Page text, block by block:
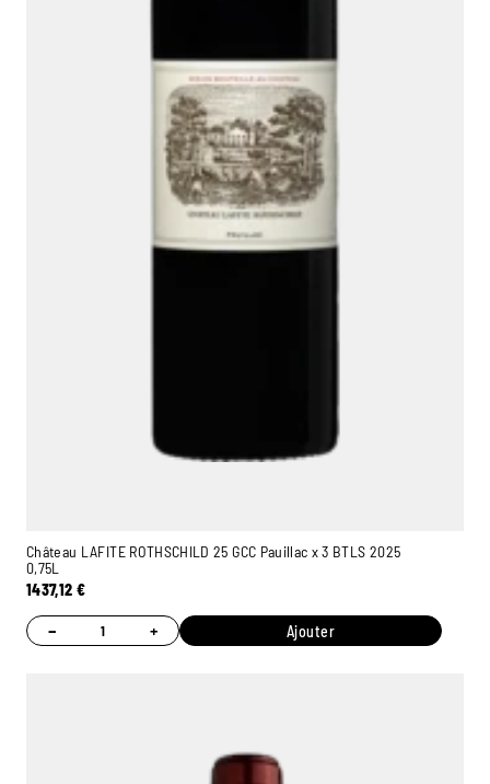
Château LAFITE ROTHSCHILD 25 GCC Pauillac x 3 BTLS 2025
0,75L
1437,12 €
− + Ajouter